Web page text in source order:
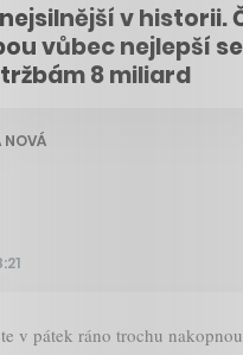
v historii.
vůbec nejlepší
8 miliard
NOVÁ
v pátek ráno trochu